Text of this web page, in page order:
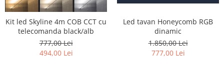
Kit led Skyline 4m COB CCT cu
telecomanda black/alb
777,00 Lei
494,00 Lei
Led tavan Honeycomb RGB
dinamic
1.850,00 Lei
777,00 Lei